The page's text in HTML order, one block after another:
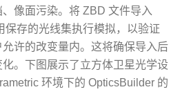
像面污染。将 ZBD 文件导入
保存的光线集执行模拟，以验证
许的改变量内。这将确保导入后
。下图展示了立方体卫星光学设
环境下的 OpticsBuilder 的